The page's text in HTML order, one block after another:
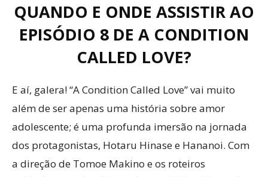
QUANDO E ONDE ASSISTIR AO
EPISÓDIO 8 DE A CONDITION
CALLED LOVE?
E aí, galera! “A Condition Called Love” vai muito
além de ser apenas uma história sobre amor
adolescente; é uma profunda imersão na jornada
dos protagonistas, Hotaru Hinase e Hananoi. Com
a direção de Tomoe Makino e os roteiros